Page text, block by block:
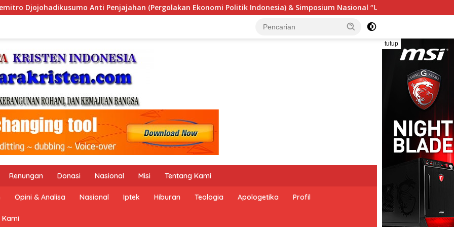
Ekonomi Politik Indonesia) & Simposium Nasional “Urgensi Undang-Undang Perekonomian Nasional dan
tutup
Renungan Donasi Nasional Misi Tentang Kami
Opini & Analisa Nasional Iptek Hiburan Teologia Apologetika Profil
Kami